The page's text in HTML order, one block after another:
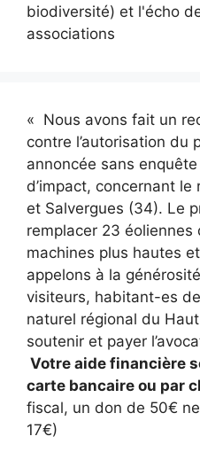
biodiversité) et l'écho
associations
« Nous avons fait un
contre l’autorisation du
annoncée sans
d’impact, concernant
et Salvergues (34). Le
remplacer 23 éoliennes
machines plus hautes
appelons à la
visiteurs, habitant-es
naturel régional du
soutenir et payer
Votre aide financière
carte bancaire ou par
fiscal, un don de 50€
17€)